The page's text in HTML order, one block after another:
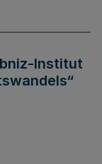
Institut